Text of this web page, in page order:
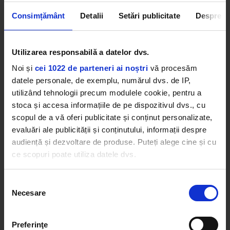
Consimțământ Detalii Setări publicitate Despre
Utilizarea responsabilă a datelor dvs.
Noi și cei 1022 de parteneri ai noștri vă procesăm
datele personale, de exemplu, numărul dvs. de IP,
utilizând tehnologii precum modulele cookie, pentru a
stoca și accesa informațiile de pe dispozitivul dvs., cu
scopul de a vă oferi publicitate și conținut personalizate,
evaluări ale publicității și conținutului, informații despre
audiență și dezvoltare de produse. Puteți alege cine și cu
ce scopuri poate utiliza datele dvs.
Să colectăm informațiile cu privire la locația dvs.
Să vă identificăm dispozitivul scanândul-l în mod
consimțământului
Necesare
Preferinţe
părea că este pe un trend ascendent.
mai apărut doar în două proiecte: „Silver Linings
Playbook” și „Long Halftime Walk de Billy Lynn”.
Potrivit presei, acesta și-a schimbat prioritățile și a
început să-și aleagă rolurile mai atent.
Shannyn Sossamon